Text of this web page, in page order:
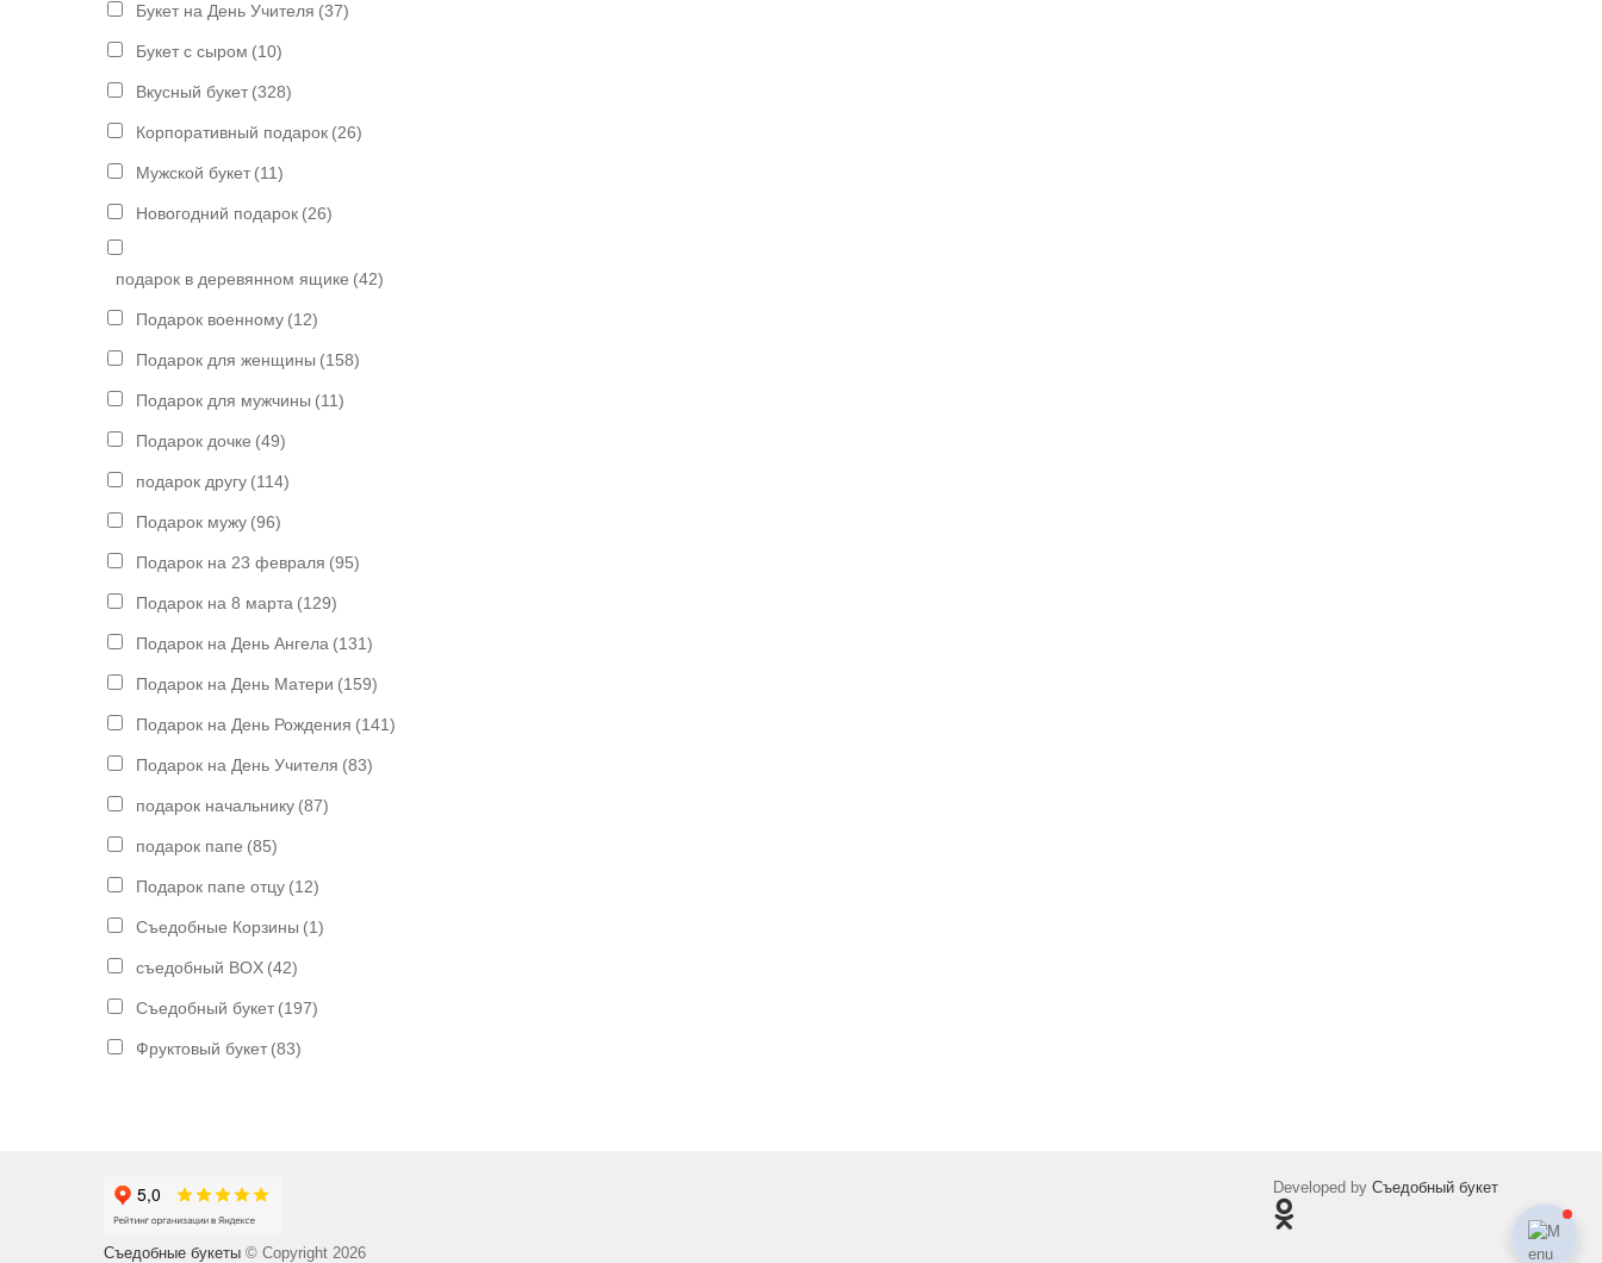
Букет на День Учителя (37)
Букет с сыром (10)
Вкусный букет (328)
Корпоративный подарок (26)
Мужской букет (11)
Новогодний подарок (26)
подарок в деревянном ящике (42)
Подарок военному (12)
Подарок для женщины (158)
Подарок для мужчины (11)
Подарок дочке (49)
подарок другу (114)
Подарок мужу (96)
Подарок на 23 февраля (95)
Подарок на 8 марта (129)
Подарок на День Ангела (131)
Подарок на День Матери (159)
Подарок на День Рождения (141)
Подарок на День Учителя (83)
подарок начальнику (87)
подарок папе (85)
Подарок папе отцу (12)
Съедобные Корзины (1)
съедобный BOX (42)
Съедобный букет (197)
Фруктовый букет (83)
Съедобные букеты © Copyright 2026
Developed by Съедобный букет